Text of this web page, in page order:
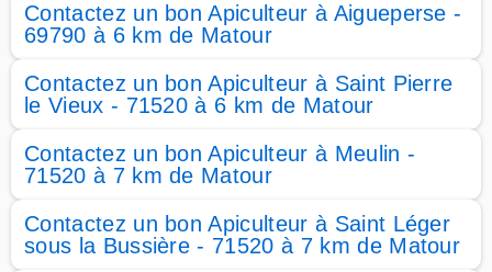
Contactez un bon Apiculteur à Aigueperse -
69790 à 6 km de Matour
Contactez un bon Apiculteur à Saint Pierre
le Vieux - 71520 à 6 km de Matour
Contactez un bon Apiculteur à Meulin -
71520 à 7 km de Matour
Contactez un bon Apiculteur à Saint Léger
sous la Bussière - 71520 à 7 km de Matour